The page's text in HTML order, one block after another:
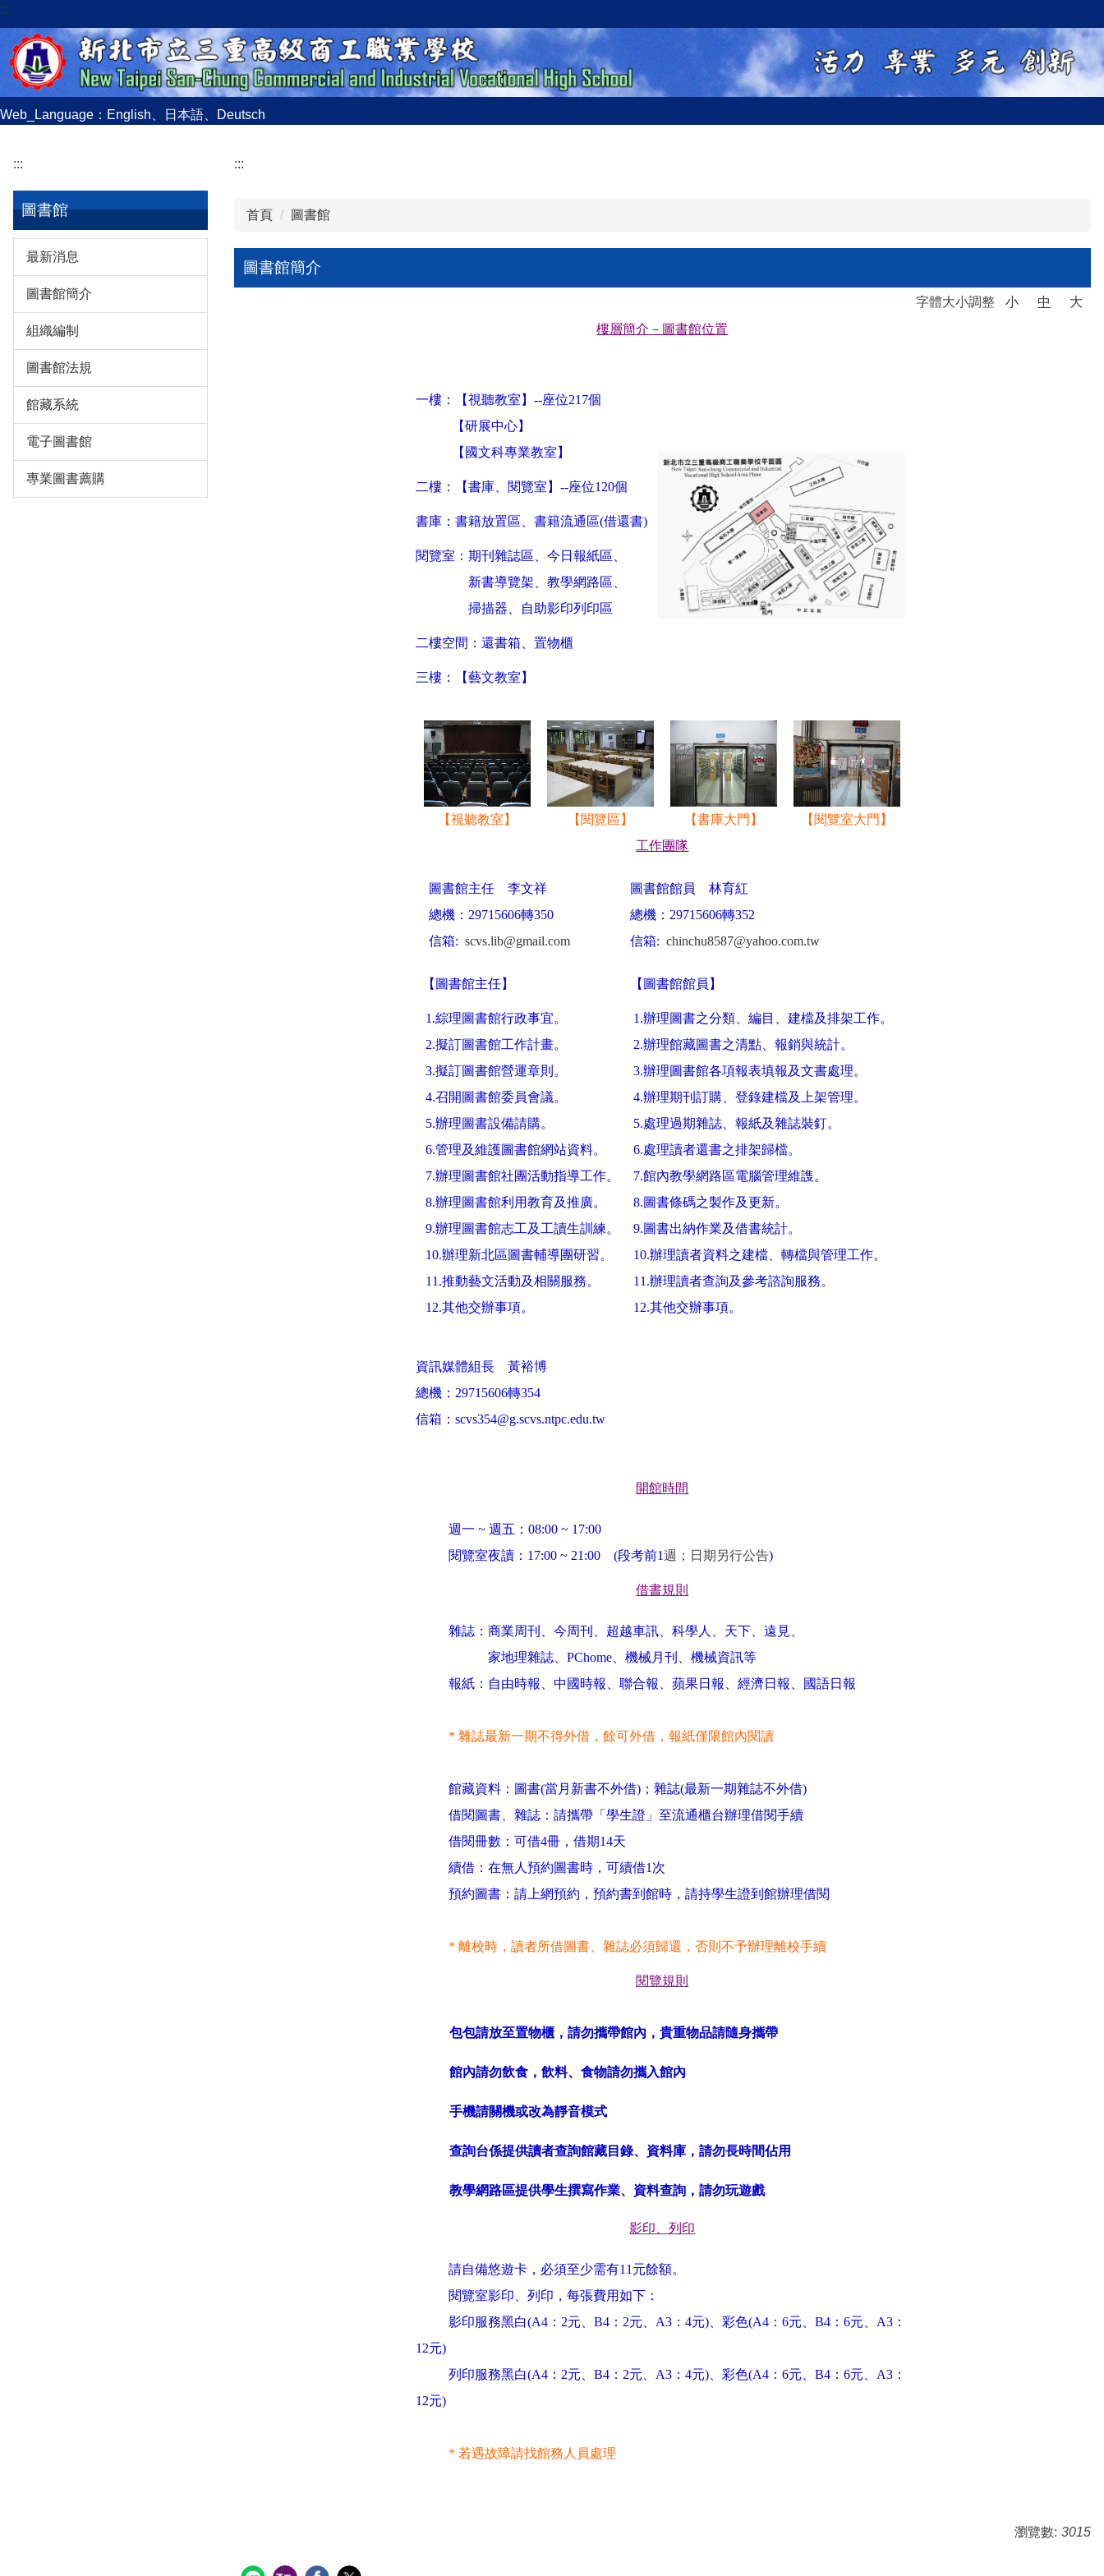
跳
到
主
要
容
:::
Web_Language： English 日本語 Deutsch
:::
圖書館
最新消息
圖書館簡介
組織編制
圖書館法規
館藏系統
電子圖書館
專業圖書薦購
:::
首頁 圖書館
圖書館簡介
字體大小調整 小 中
大
樓層簡介－圖書館位置
一樓： 【視聽教室 】--座位217個
【研展中心】
【國文科專業教室】
二樓： 【書庫、閱覽室 】--座位120個
書庫：書籍放置區、書籍流通區(借還書)
閱覽室：期刊雜誌區、今日報紙區、
新書導覽架、教學網路區、
掃描器、自助影印列印區
二樓空間：還書箱、置物櫃
三樓： 【藝文教室 】
【視聽教室】 【閱覽區】 【書庫大門】 【 閱覽室大門】
工作團隊
圖書館主任 李文祥
總機：29715606轉350
信箱:scvs.lib@gmail.com
圖書館館員 林育紅
總機：29715606轉352
信箱:chinchu8587@yahoo.com.tw
【 圖書館主任】
1.綜理圖書館行政事宜。
2.擬訂圖書館工作計畫。
3.擬訂圖書館營運章則。
4.召開圖書館委員會議。
5.辦理圖書設備請購。
6.管理及維護圖書館網站資料。
7.辦理圖書館社團活動指導工作。
8.辦理圖書館利用教育及推廣。
9.辦理圖書館志工及工讀生訓練。
10.辦理新北區圖書輔導團研習。
11.推動藝文活動及相關服務。
12.其他交辦事項。
【 圖書館館員 】
1.辦理圖書之分類、編目、建檔及排架工作。
2.辦理館藏圖書之清點、報銷與統計。
3.辦理圖書館各項報表填報及文書處理。
4.辦理期刊訂購、登錄建檔及上架管理。
5.處理過期雜誌、報紙及雜誌裝釘。
6.處理讀者還書之排架歸檔。
7.館內教學網路區電腦管理維謢。
8.圖書條碼之製作及更新。
9.圖書出納作業及借書統計。
10.辦理讀者資料之建檔、轉檔與管理工作。
11.辦理讀者查詢及參考諮詢服務。
12.其他交辦事項。
資訊媒體組長 黃裕博
總機：29715606轉354
信箱：scvs354@g.scvs.ntpc.edu.tw
開館時間
週一 ~週五：08:00 ~ 17:00
閱覽室夜讀： 17:00 ~ 21:00 (段考前1週；日期另行公告)
借書規則
雜誌：商業周刊、今周刊、超越車訊、科學人、天下、遠見、
家地理雜誌、PChome、機械月刊、機械資訊等
報紙：自由時報、中國時報、聯合報、蘋果日報、經濟日報、國語日報
* 雜誌最新一期不得外借，餘可外借，報紙僅限館內閱讀
館藏資料：圖書(當月新書不外借)；雜誌(最新一期雜誌不外借)
借閱圖書、雜誌：請攜帶「學生證」至流通櫃台辦理借閱手續
借閱冊數：可借4冊，借期14天
續借：在無人預約圖書時，可續借1 次
預約圖書：請上網預約，預約書到館時，請持學生證到館辦理借閱
* 離校時，讀者所借圖書、雜誌必須歸還，否則不予辦理離校手續
閱覽規則
包包請放至置物櫃，請勿攜帶館內，貴重物品請隨身攜帶
館內請勿飲食，飲料、食物請勿攜入館內
手機請關機或改為靜音模式
查詢台係提供讀者查詢館藏目錄、資料庫，請勿長時間佔用
教學網路區提供學生撰寫作業、資料查詢，請勿玩遊戲
影印、列印
請自備悠遊卡，必須至少需有11元餘額。
閱覽室影印、列印，每張費用如下：
影印服務黑白(A4：2元、B4：2元、A3：4元)、彩色(A4：6元、B4：6元、A3：
12元)
列印服務黑白(A4：2元、B4：2元、A3：4元)、彩色(A4：6元、B4：6元、A3：
12元)
* 若遇故障請找館務人員處理
瀏覽數: 3015